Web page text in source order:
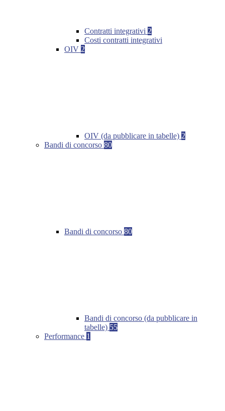
Contratti integrativi 2
Costi contratti integrativi
OIV 2
OIV (da pubblicare in tabelle) 2
Bandi di concorso 80
Bandi di concorso 80
Bandi di concorso (da pubblicare in
tabelle) 55
Performance 1